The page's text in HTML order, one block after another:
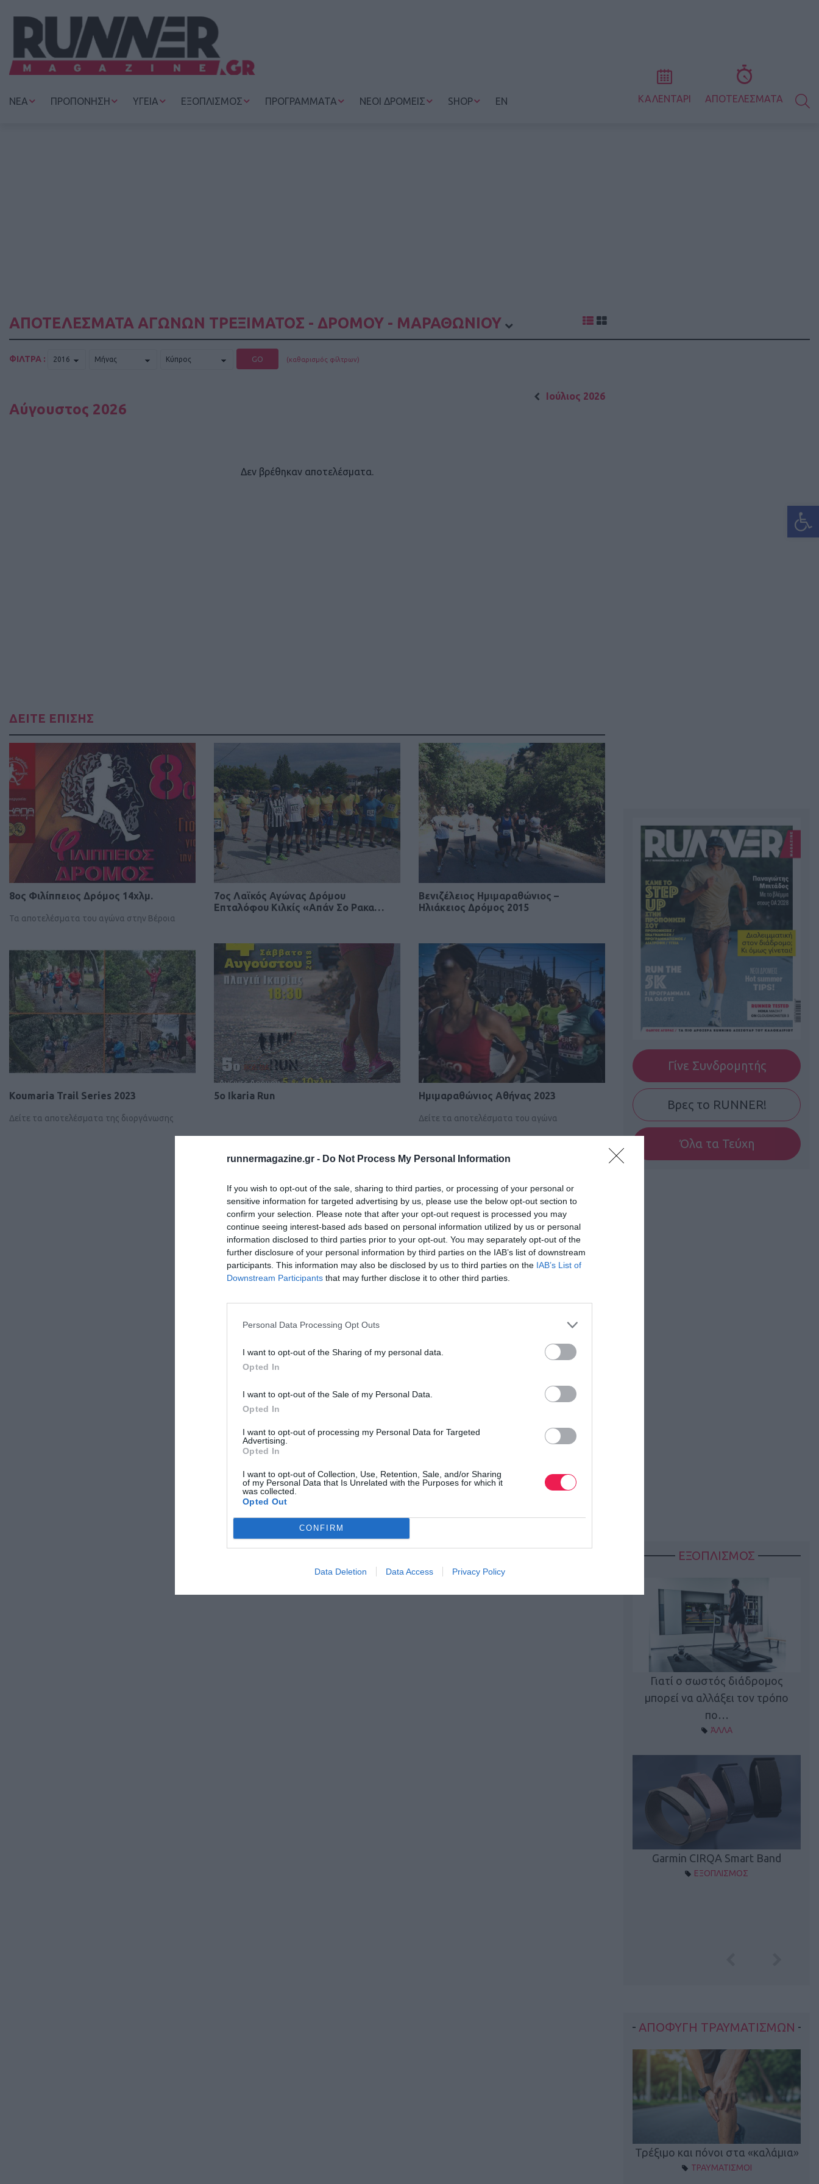
runnermagazine.gr - Do Not Process My Personal Information
If you wish to opt-out of the sale, sharing to third parties, or processing of your personal or
sensitive information for targeted advertising by us, please use the below opt-out section to
confirm your selection. Please note that after your opt-out request is processed you may
continue seeing interest-based ads based on personal information utilized by us or personal
information disclosed to third parties prior to your opt-out. You may separately opt-out of the
further disclosure of your personal information by third parties on the IAB’s list of downstream
participants. This information may also be disclosed by us to third parties on the IAB’s List of
Downstream Participants that may further disclose it to other third parties.
Personal Data Processing Opt Outs
I want to opt-out of the Sharing of my personal data.
Opted In
I want to opt-out of the Sale of my Personal Data.
Opted In
I want to opt-out of processing my Personal Data for Targeted
Advertising.
Opted In
I want to opt-out of Collection, Use, Retention, Sale, and/or Sharing
of my Personal Data that Is Unrelated with the Purposes for which it
was collected.
Opted Out
CONFIRM
Data Deletion Data Access Privacy Policy
ΝΕΑ ΠΡΟΠΟΝΗΣΗ ΥΓΕΙΑ ΕΞΟΠΛΙΣΜΟΣ ΠΡΟΓΡΑΜΜΑΤΑ ΝΕΟΙ ΔΡΟΜΕΙΣ SHOP EN ΚΑΛΕΝΤΑΡΙ ΑΠΟΤΕΛΕΣΜΑΤΑ
ΑΠΟΤΕΛΕΣΜΑΤΑ ΑΓΩΝΩΝ ΤΡΕΞΙΜΑΤΟΣ - ΔΡΟΜΟΥ - ΜΑΡΑΘΩΝΙΟΥ
ΦΙΛΤΡΑ : GO (καθαρισμός φίλτρων)
Ιούλιος 2026
Αύγουστος 2026
Δεν βρέθηκαν αποτελέσματα.
ΔΕΙΤΕ ΕΠΙΣΗΣ
8ος Φιλίππειος Δρόμος 14χλμ.
Τα αποτελέσματα του αγώνα στην Βέροια
7ος Λαϊκός Αγώνας Δρόμου
Επταλόφου Κιλκίς «Απάν Σο Ρακα…
Βενιζέλειος Ημιμαραθώνιος –
Ηλιάκειος Δρόμος 2015
Koumaria Trail Series 2023
Δείτε τα αποτελέσματα της διοργάνωσης
5o Ikaria Run Ημιμαραθώνιος Αθήνας 2023
Δείτε τα αποτελέσματα του αγώνα
Γίνε Συνδρομητής
Βρες το RUNNER!
Όλα τα Τεύχη
ΕΞΟΠΛΙΣΜΟΣ
Γιατί ο σωστός διάδρομος
μπορεί να αλλάξει τον τρόπο
πο…
ΆΛΛΑ
Garmin CIRQA Smart Band
ΕΞΟΠΛΙΣΜΟΣ
ΑΠΟΦΥΓΗ ΤΡΑΥΜΑΤΙΣΜΩΝ
Τρέξιμο και πόνοι στα «καλάμια»
ΤΡΑΥΜΑΤΙΣΜΟΙ